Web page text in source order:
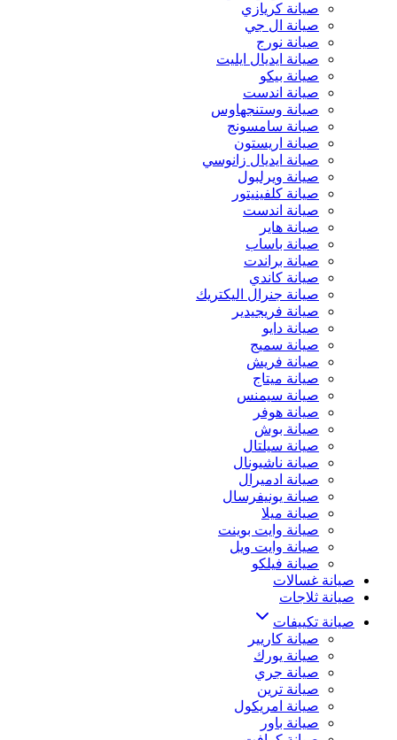
صيانة كريازي
صيانة ال جي
صيانة نورج
صيانة ايديال ايليت
صيانة بيكو
صيانة اندست
صيانة وستنجهاوس
صيانة سامسونج
صيانة اريستون
صيانة ايديال زانوسي
صيانة ويرلبول
صيانة كلفينيتور
صيانة اندست
صيانة هاير
صيانة باساب
صيانة براندت
صيانة كاندي
صيانة جنرال اليكتريك
صيانة فريجيدير
صيانة دايو
صيانة سميج
صيانة فريش
صيانة ميتاج
صيانة سيمنس
صيانة هوفر
صيانة بوش
صيانة سيلتال
صيانة ناشيونال
صيانة ادميرال
صيانة يونيفرسال
صيانة ميلا
صيانة وايت بوينت
صيانة وايت ويل
صيانة فيلكو
صيانة غسالات
صيانة ثلاجات
صيانة تكييفات
صيانة كاريير
صيانة يورك
صيانة جري
صيانة ترين
صيانة امريكول
صيانة باور